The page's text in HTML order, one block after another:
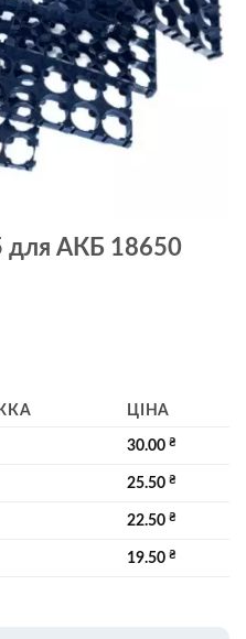
для АКБ 18650
ЦІНА
30.00₴
25.50₴
22.50₴
19.50₴